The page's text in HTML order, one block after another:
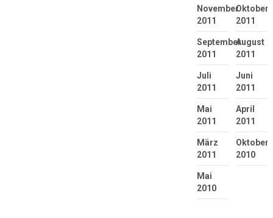
November
2011
Oktober
2011
September
2011
August
2011
Juli
2011
Juni
2011
Mai
2011
April
2011
März
2011
Oktober
2010
Mai
2010